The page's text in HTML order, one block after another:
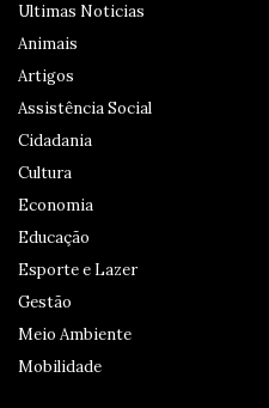
Ultimas Noticias
Animais
Artigos
Assistência Social
Cidadania
Cultura
Economia
Educação
Esporte e Lazer
Gestão
Meio Ambiente
Mobilidade